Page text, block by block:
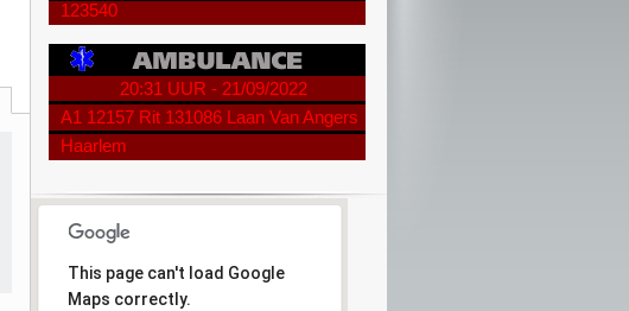
123540
20:31 UUR - 21/09/2022
A1 12157 Rit 131086 Laan Van Angers
Haarlem
This page can't load Google
Maps correctly.